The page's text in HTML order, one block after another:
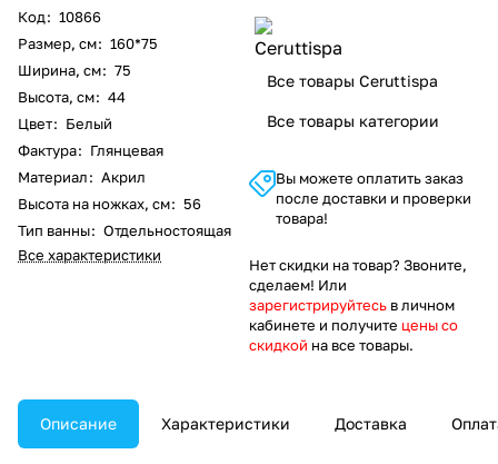
Код: 10866
Размер, см: 160*75
Ширина, см: 75
Высота, см: 44
Цвет: Белый
Фактура: Глянцевая
Материал: Акрил
Высота на ножках, см: 56
Тип ванны: Отдельностоящая
Все характеристики
Все товары Ceruttispa
Все товары категории
Вы можете оплатить заказ
после доставки и проверки
товара!
Нет скидки на товар? Звоните,
сделаем! Или
зарегистрируйтесь в личном
кабинете и получите цены со
скидкой на все товары.
Описание Характеристики Доставка